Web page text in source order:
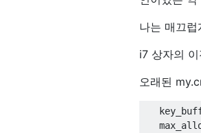
나는 매끄
i7 상자의
오래된